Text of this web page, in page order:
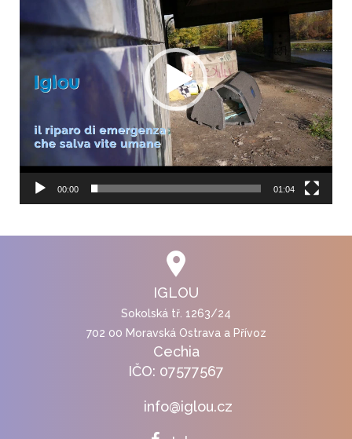
00:00 01:04
IGLOU
Sokolská tř. 1263/24
702 00 Moravská Ostrava a Přívoz
Cechia
IČO: 07577567
info@iglou.cz